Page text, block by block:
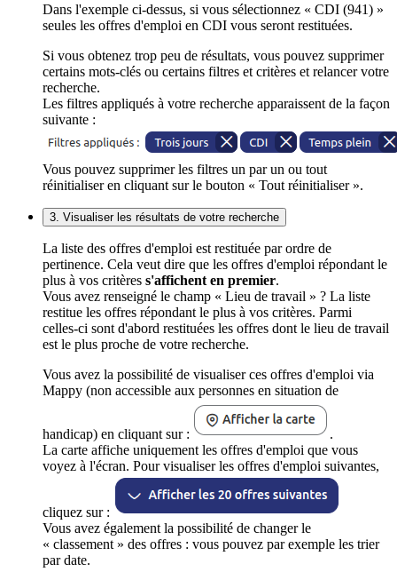
Dans l'exemple ci-dessus, si vous sélectionnez « CDI (941) »
seules les offres d'emploi en CDI vous seront restituées.
Si vous obtenez trop peu de résultats, vous pouvez supprimer
certains mots-clés ou certains filtres et critères et relancer votre
recherche.
Les filtres appliqués à votre recherche apparaissent de la façon
suivante :
Vous pouvez supprimer les filtres un par un ou tout
réinitialiser en cliquant sur le bouton « Tout réinitialiser ».
3. Visualiser les résultats de votre recherche
La liste des offres d'emploi est restituée par ordre de
pertinence. Cela veut dire que les offres d'emploi répondant le
plus à vos critères s'affichent en premier.
Vous avez renseigné le champ « Lieu de travail » ? La liste
restitue les offres répondant le plus à vos critères. Parmi
celles-ci sont d'abord restituées les offres dont le lieu de travail
est le plus proche de votre recherche.
Vous avez la possibilité de visualiser ces offres d'emploi via
Mappy (non accessible aux personnes en situation de
handicap) en cliquant sur :
.
La carte affiche uniquement les offres d'emploi que vous
voyez à l'écran. Pour visualiser les offres d'emploi suivantes,
cliquez sur :
Vous avez également la possibilité de changer le
« classement » des offres : vous pouvez par exemple les trier
par date.